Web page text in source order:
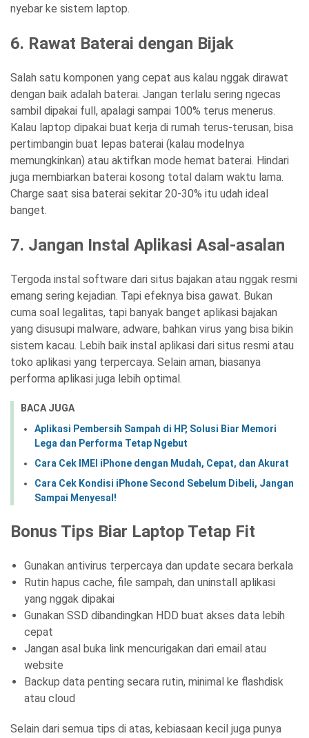
nyebar ke sistem laptop.
6. Rawat Baterai dengan Bijak
Salah satu komponen yang cepat aus kalau nggak dirawat
dengan baik adalah baterai. Jangan terlalu sering ngecas
sambil dipakai full, apalagi sampai 100% terus menerus.
Kalau laptop dipakai buat kerja di rumah terus-terusan, bisa
pertimbangin buat lepas baterai (kalau modelnya
memungkinkan) atau aktifkan mode hemat baterai. Hindari
juga membiarkan baterai kosong total dalam waktu lama.
Charge saat sisa baterai sekitar 20-30% itu udah ideal
banget.
7. Jangan Instal Aplikasi Asal-asalan
Tergoda instal software dari situs bajakan atau nggak resmi
emang sering kejadian. Tapi efeknya bisa gawat. Bukan
cuma soal legalitas, tapi banyak banget aplikasi bajakan
yang disusupi malware, adware, bahkan virus yang bisa bikin
sistem kacau. Lebih baik instal aplikasi dari situs resmi atau
toko aplikasi yang terpercaya. Selain aman, biasanya
performa aplikasi juga lebih optimal.
BACA JUGA
Aplikasi Pembersih Sampah di HP, Solusi Biar Memori
Lega dan Performa Tetap Ngebut
Cara Cek IMEI iPhone dengan Mudah, Cepat, dan Akurat
Cara Cek Kondisi iPhone Second Sebelum Dibeli, Jangan
Sampai Menyesal!
Bonus Tips Biar Laptop Tetap Fit
Gunakan antivirus terpercaya dan update secara berkala
Rutin hapus cache, file sampah, dan uninstall aplikasi
yang nggak dipakai
Gunakan SSD dibandingkan HDD buat akses data lebih
cepat
Jangan asal buka link mencurigakan dari email atau
website
Backup data penting secara rutin, minimal ke flashdisk
atau cloud
Selain dari semua tips di atas, kebiasaan kecil juga punya